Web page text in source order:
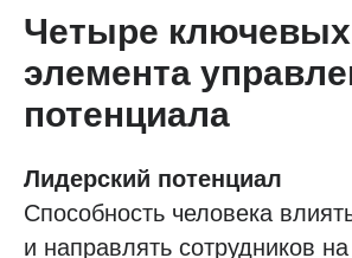
Четыре ключевых
элемента
потенциала
Лидерский потенциал
Способность человека
и направлять сотрудников